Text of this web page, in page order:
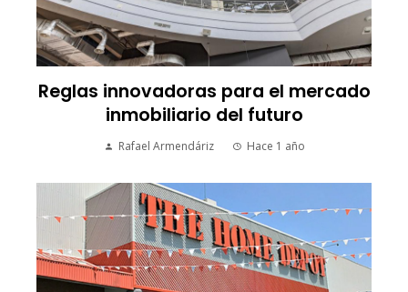
Reglas innovadoras para el mercado
inmobiliario del futuro
Rafael Armendáriz Hace 1 año